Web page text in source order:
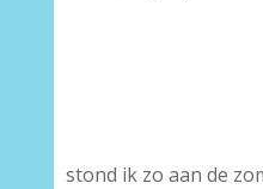
stond ik zo aan de